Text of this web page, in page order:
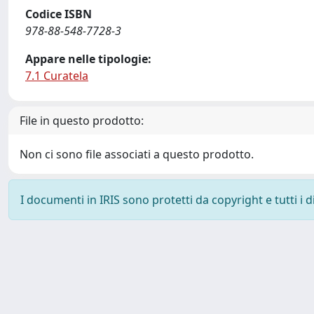
Codice ISBN
978-88-548-7728-3
Appare nelle tipologie:
7.1 Curatela
File in questo prodotto:
Non ci sono file associati a questo prodotto.
I documenti in IRIS sono protetti da copyright e tutti i